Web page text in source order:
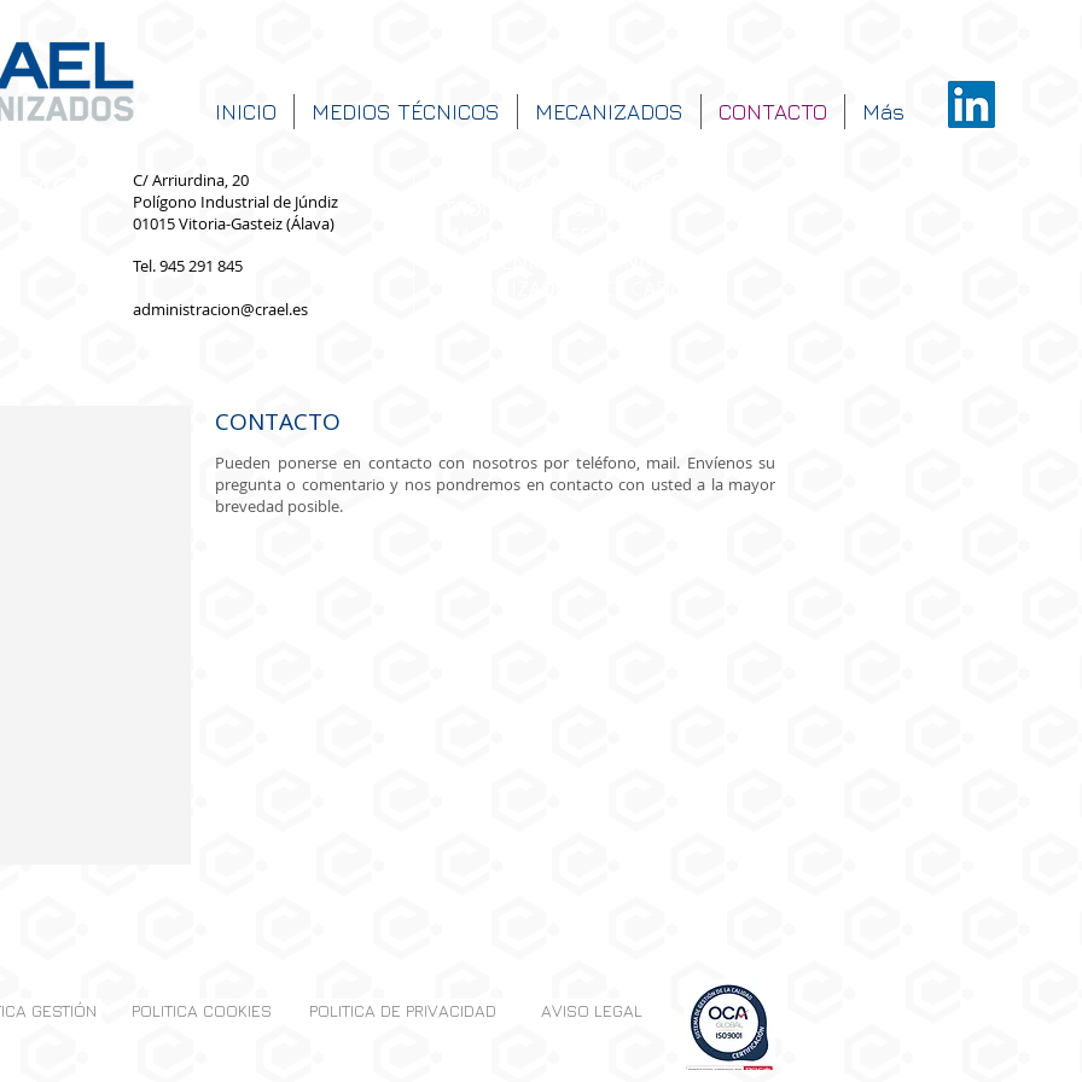
INICIO MEDIOS TÉCNICOS MECANIZADOS CONTACTO Más
C/ Arriurdina, 20
Polígono Industrial de Júndiz
01015 Vitoria-Gasteiz (Álava)
Tel. 945 291 845
administracion@crael.es
CONTACTO
Pueden ponerse en contacto con nosotros por teléfono, mail. Envíenos su
pregunta o comentario y nos pondremos en contacto con usted a la mayor
brevedad posible.
GESTIÓN POLITICA COOKIES POLITICA DE PRIVACIDAD AVISO LEGAL